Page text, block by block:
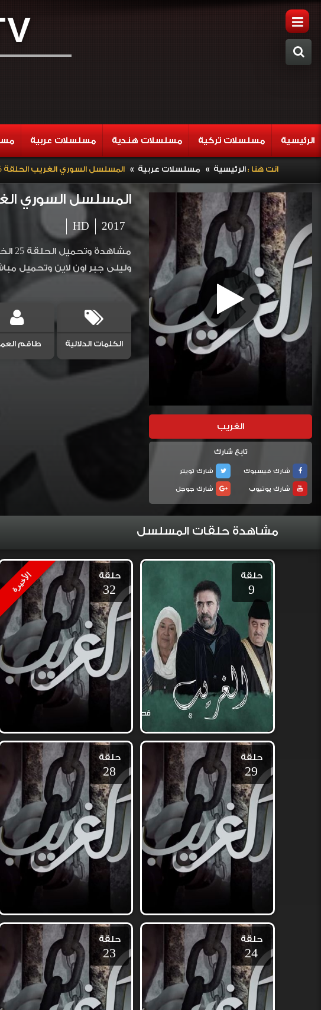
V
الرئيسية مسلسلات تركية مسلسلات هندية مسلسلات عربية
انت هنا :الرئيسية » مسلسلات عربية » المسلسل السوري الغريب الحلقة 25 الخامسة والعشرون
الغريب
تابع شارك
شارك فيسبوك
شارك تويتر
شارك يوتيوب
شارك جوجل
المسلسل السوري الغريب الحلقة
2017
HD
وليلى جبر اون لاين وتحميل
الكلمات الدلالية طاقم
مشاهدة حلقات المسلسل
حلقة
9 الأخيرة حلقة
32
حلقة
29
حلقة
28
حلقة
24
حلقة
23